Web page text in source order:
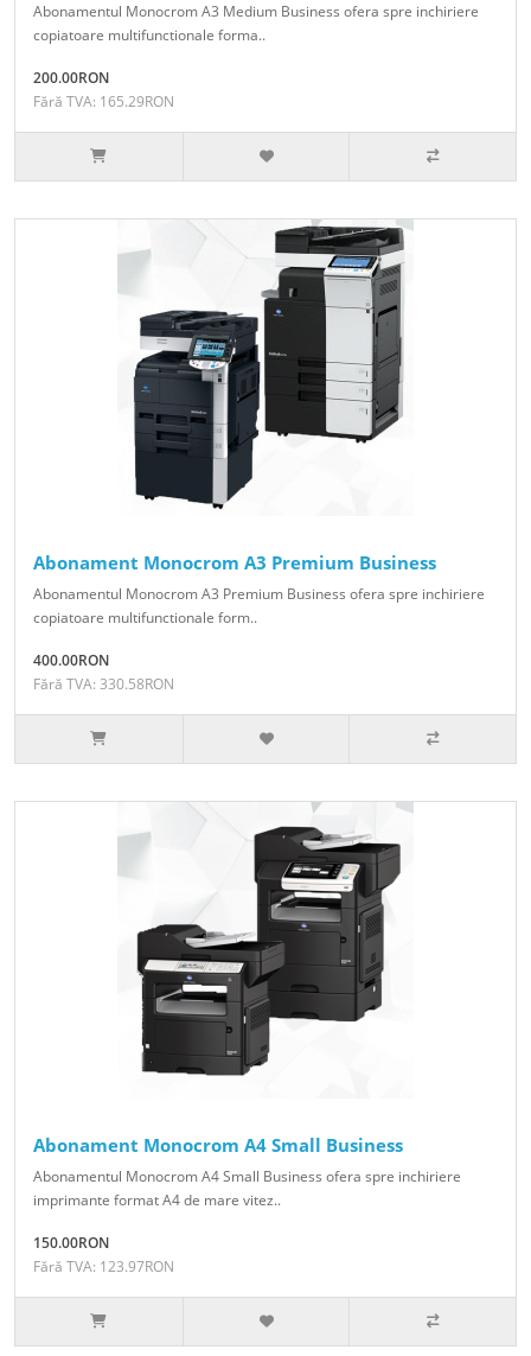
Abonamentul Monocrom A3 Medium Business ofera spre inchiriere
copiatoare multifunctionale forma..
200.00RON
Fără TVA: 165.29RON
Abonament Monocrom A3 Premium Business
Abonamentul Monocrom A3 Premium Business ofera spre inchiriere
copiatoare multifunctionale form..
400.00RON
Fără TVA: 330.58RON
Abonament Monocrom A4 Small Business
Abonamentul Monocrom A4 Small Business ofera spre inchiriere
imprimante format A4 de mare vitez..
150.00RON
Fără TVA: 123.97RON